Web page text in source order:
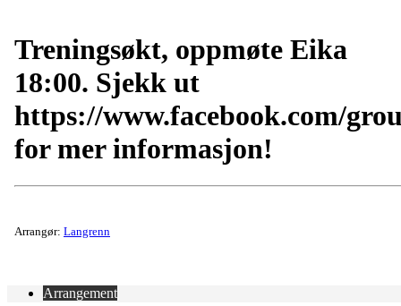
Treningsøkt, oppmøte Eika
18:00. Sjekk ut
https://www.facebook.com/
for mer informasjon!
Arrangør: Langrenn
Arrangement